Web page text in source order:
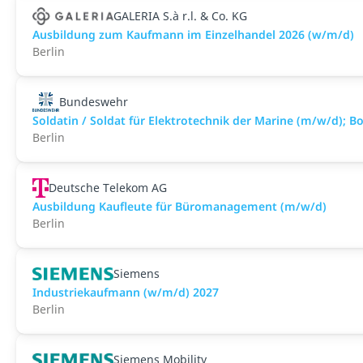
GALERIA S.à r.l. & Co. KG
Ausbildung zum Kaufmann im Einzelhandel 2026 (w/m/d)
Berlin
Bundeswehr
Soldatin / Soldat für Elektro­technik der Marine (m/w/d);
Berlin
Deutsche Telekom AG
Ausbildung Kaufleute für Büromanagement (m/w/d)
Berlin
Siemens
Industriekaufmann (w/m/d) 2027
Berlin
Siemens Mobility